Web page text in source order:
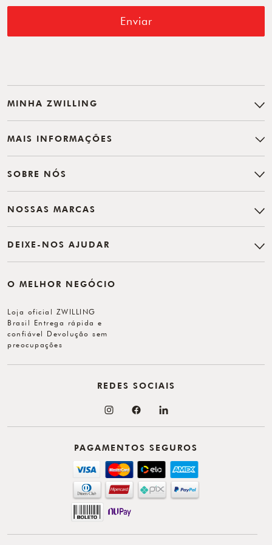
Enviar
MINHA ZWILLING
MAIS INFORMAÇÕES
SOBRE NÓS
NOSSAS MARCAS
DEIXE-NOS AJUDAR
O MELHOR NEGÓCIO
Loja oficial ZWILLING
Brasil Entrega rápida e
confiável Devolução sem
preocupações
PAGAMENTOS SEGUROS
REDES SOCIAIS